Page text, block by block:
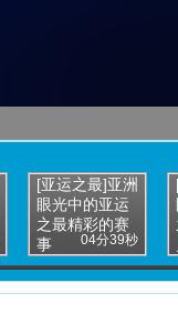
[亚运之最]亚洲
眼光中的亚运
之最精彩的赛
事
04分39秒